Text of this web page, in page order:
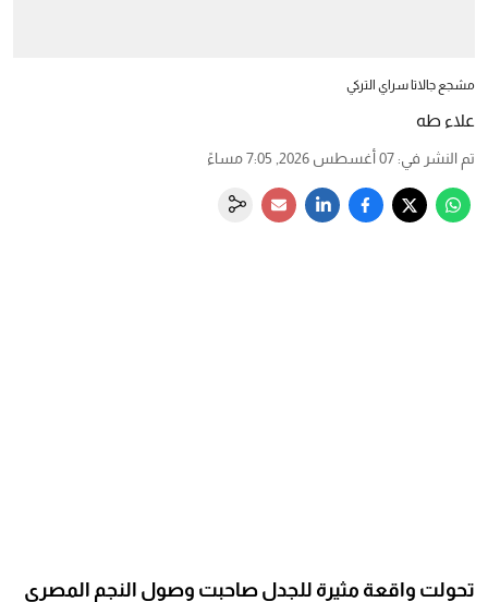
مشجع جالاتا سراي التركي
علاء طه
تم النشر في: 07 أغسطس 2026, 7:05 مساءً
تحولت واقعة مثيرة للجدل صاحبت وصول النجم المصري